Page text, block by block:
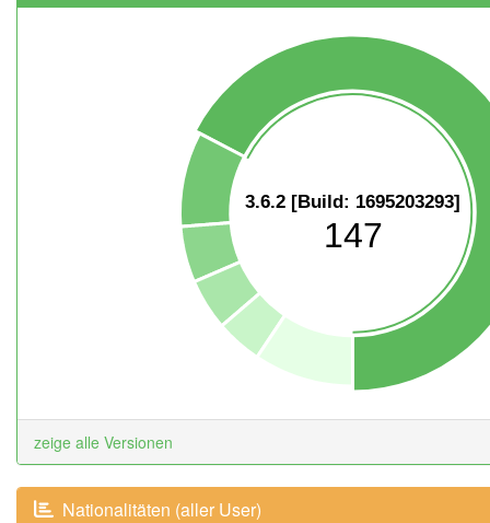
3.6.2 [Build: 1695203293]
147
zeige alle Versionen
Nationalitäten (aller User)